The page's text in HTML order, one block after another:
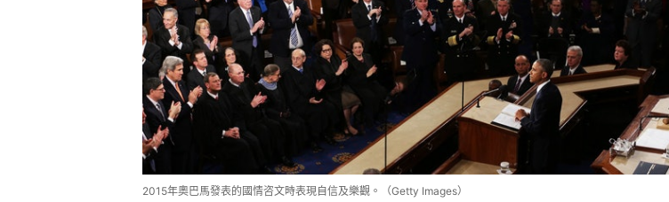
2015年奧巴馬發表的國情咨文時表現自信及樂觀。（Getty Images）